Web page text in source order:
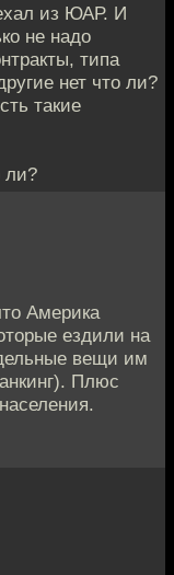
из ЮАР. И
не надо
типа
нет что ли?
такие
ли?
Америка
ездили на
вещи им
Плюс